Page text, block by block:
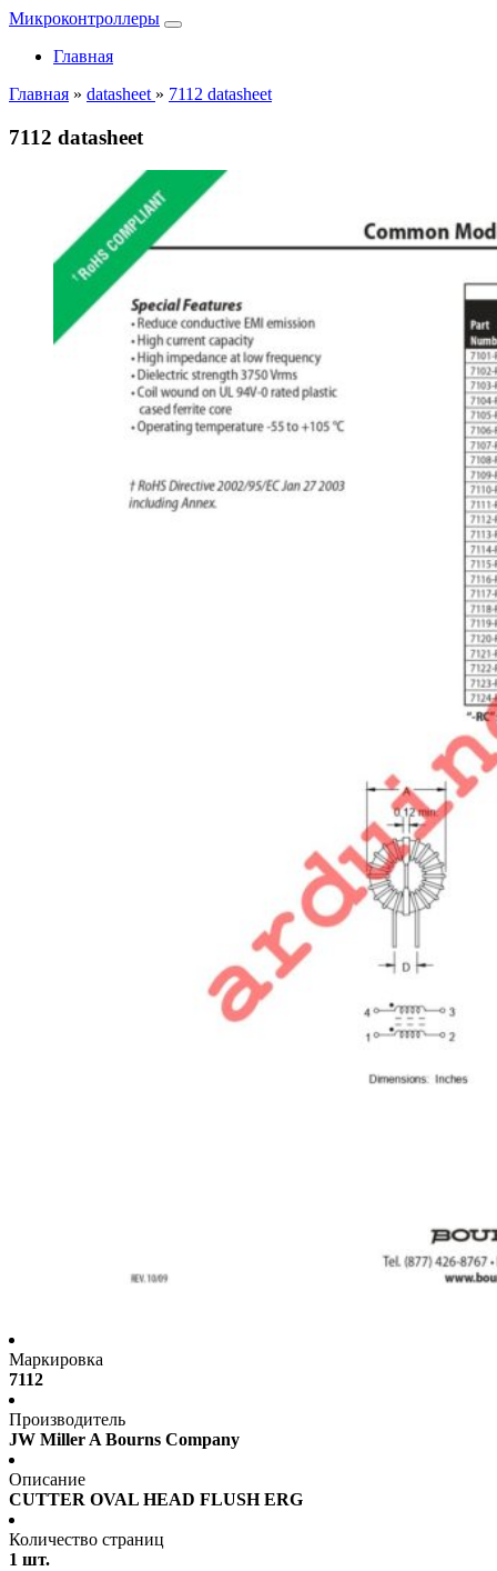
Микроконтроллеры
Главная
Главная » datasheet » 7112 datasheet
7112 datasheet
Маркировка
7112
Производитель
JW Miller A Bourns Company
Описание
CUTTER OVAL HEAD FLUSH ERG
Количество страниц
1 шт.